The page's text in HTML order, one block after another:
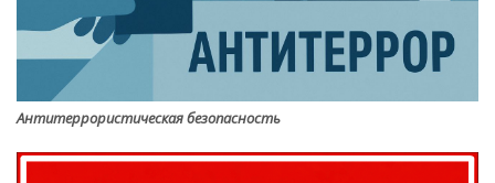
Антитеррористическая безопасность